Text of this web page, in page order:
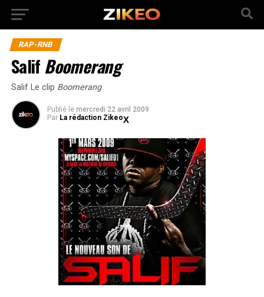
RAP-RNB
Salif Boomerang
Salif Le clip Boomerang
Publié le mercredi 22 avril 2009
Par La rédaction Zikeo